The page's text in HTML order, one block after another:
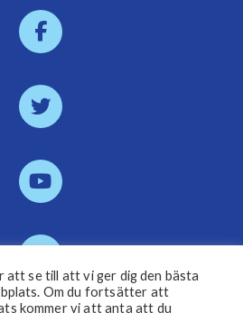
att se till att vi ger dig den bästa
Om du fortsätter att
kommer vi att anta att du